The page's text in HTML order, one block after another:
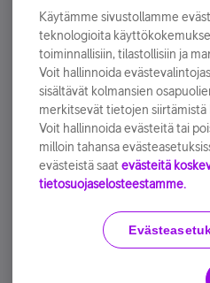
sähköpostiisi.
Tilaa nyt
Käyttöehdot
Käytämme sivustollamme
teknologioita
toiminnallisiin, tilastollisiin ja
Voit hallinnoida
sisältävät kolmansien
merkitsevät tietojen siirtämistä
Voit hallinnoida evästeitä tai
milloin tahansa
evästeistä saat evästeitä
tietosuojaselosteestamme.